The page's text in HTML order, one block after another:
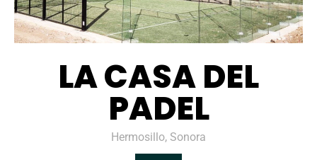
LA CASA DEL
PADEL
Hermosillo, Sonora